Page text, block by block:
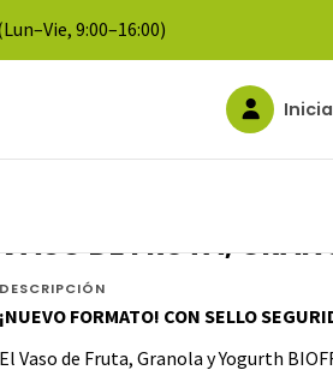
9:00–16:00)
VASO DE FRUTA,
DESCRIPCIÓN
¡NUEVO FORMATO! CON SELLO
El Vaso de Fruta, Granola y Yogurth